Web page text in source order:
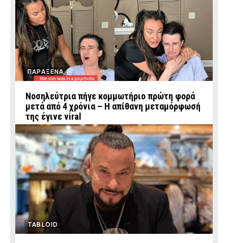
ΠΑΡΑΞΕΝΑ
Νοσηλεύτρια πήγε κομμωτήριο πρώτη φορά
μετά από 4 χρόνια – Η απίθανη μεταμόρφωσή
της έγινε viral
TABLOID